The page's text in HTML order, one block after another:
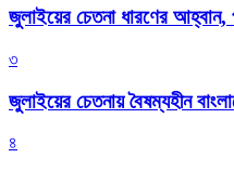
জুলাইয়ের চেতনা ধারণের আহ্বান,
৩
জুলাইয়ের চেতনায় বৈষম্যহীন
৪